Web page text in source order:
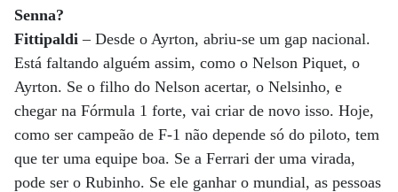
Senna?
Fittipaldi – Desde o Ayrton, abriu-se um gap nacional.
Está faltando alguém assim, como o Nelson Piquet, o
Ayrton. Se o filho do Nelson acertar, o Nelsinho, e
chegar na Fórmula 1 forte, vai criar de novo isso. Hoje,
como ser campeão de F-1 não depende só do piloto, tem
que ter uma equipe boa. Se a Ferrari der uma virada,
pode ser o Rubinho. Se ele ganhar o mundial, as pessoas